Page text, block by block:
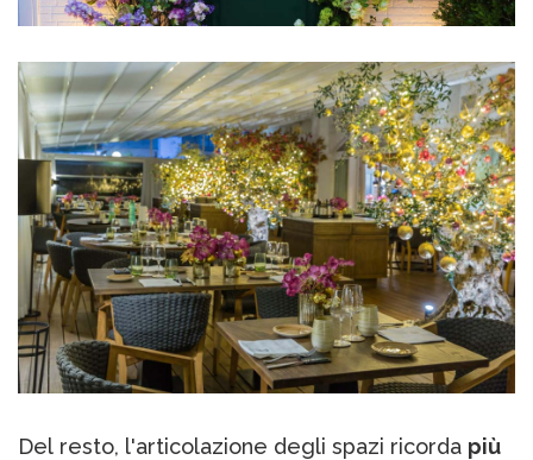
Del resto, l'articolazione degli spazi ricorda più